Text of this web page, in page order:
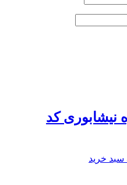
نیشابوری کد
سبد خرید